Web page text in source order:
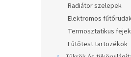
Radiátor szelepek
Elektromos
Termosztatikus fejek
Fűtőtest tartozékok